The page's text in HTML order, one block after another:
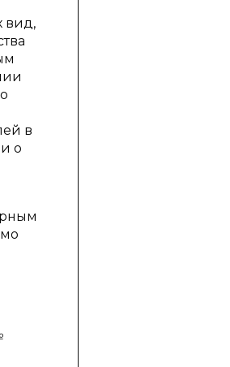
вид,
в
о